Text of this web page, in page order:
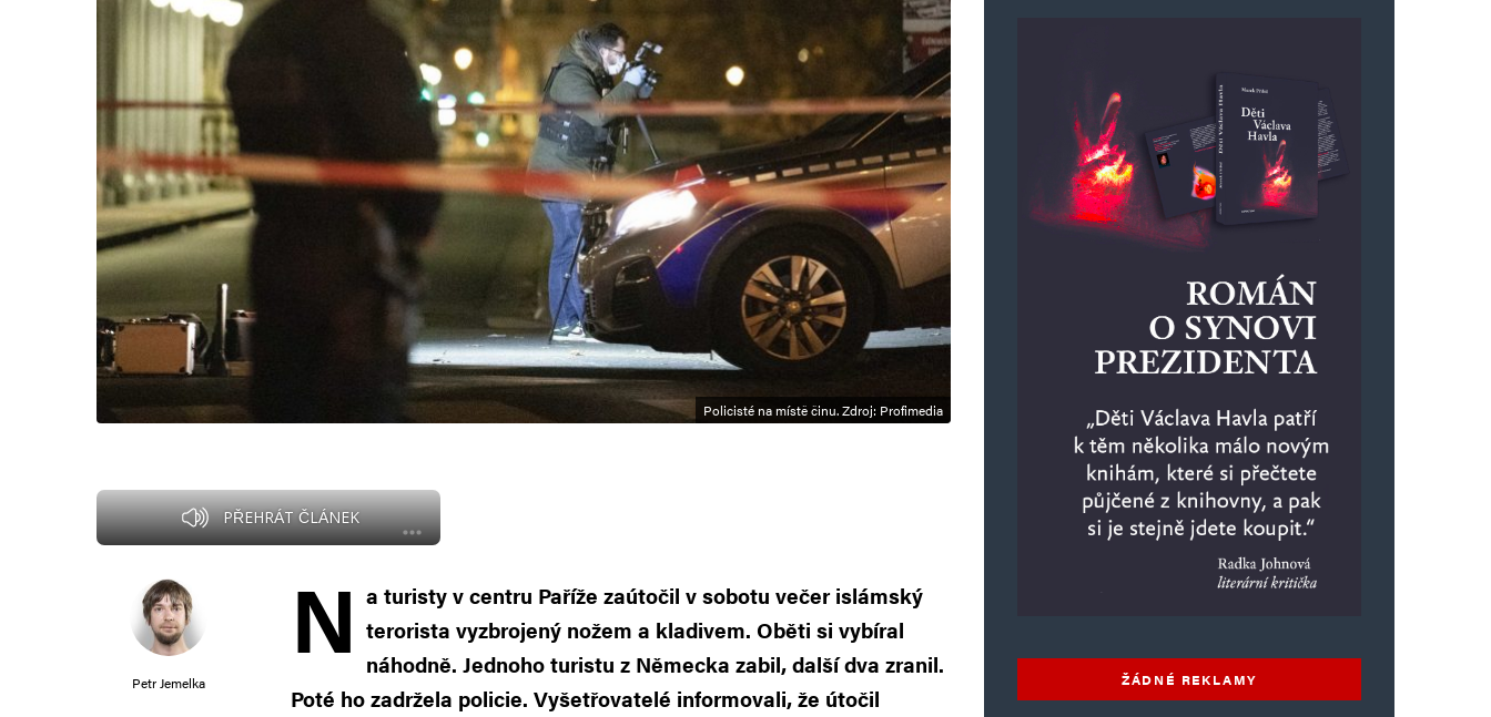
Policisté na místě činu. Zdroj: Profimedia
PŘEHRÁT ČLÁNEK
Petr Jemelka
N a turisty v centru Paříže zaútočil v sobotu večer islámský
terorista vyzbrojený nožem a kladivem. Oběti si vybíral
náhodně. Jednoho turistu z Německa zabil, další dva zranil.
Poté ho zadržela policie. Vyšetřovatelé informovali, že útočil
ŽÁDNÉ REKLAMY